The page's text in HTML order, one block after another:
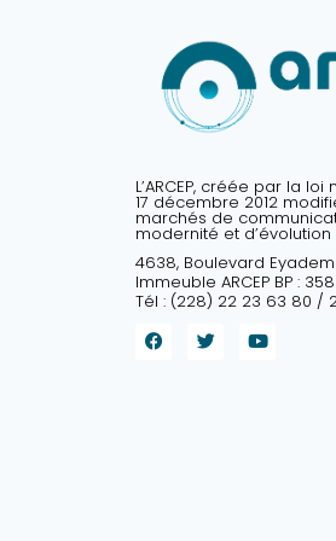
L’ARCEP, créée par la
17 décembre 2012
marchés de
modernité et
4638, Boulevard
Immeuble ARCEP BP :
Tél : (228) 22 23 63 80 /